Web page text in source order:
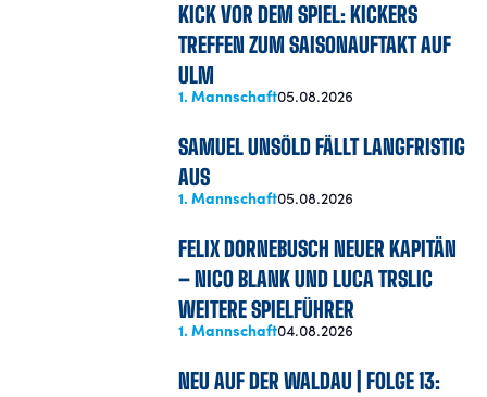
KICK VOR DEM SPIEL: KICKERS
TREFFEN ZUM SAISONAUFTAKT AUF
ULM
1. Mannschaft05.08.2026
SAMUEL UNSÖLD FÄLLT LANGFRISTIG
AUS
1. Mannschaft05.08.2026
FELIX DORNEBUSCH NEUER KAPITÄN
– NICO BLANK UND LUCA TRSLIC
WEITERE SPIELFÜHRER
1. Mannschaft04.08.2026
NEU AUF DER WALDAU | FOLGE 13: